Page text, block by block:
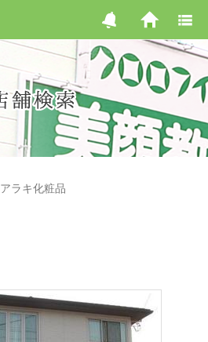
アラキ化粧品